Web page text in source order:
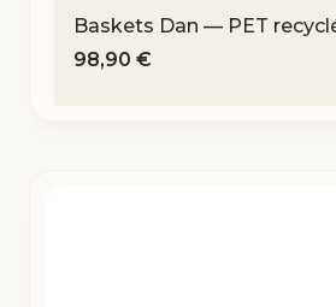
Baskets Dan — PET
98,90 €